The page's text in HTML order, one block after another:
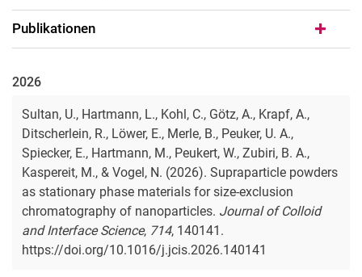
Publikationen
2026
Sultan, U., Hartmann, L., Kohl, C., Götz, A., Krapf, A.,
Ditscherlein, R., Löwer, E., Merle, B., Peuker, U. A.,
Spiecker, E., Hartmann, M., Peukert, W., Zubiri, B. A.,
Kaspereit, M., & Vogel, N. (2026). Supraparticle powders
as stationary phase materials for size-exclusion
chromatography of nanoparticles. Journal of Colloid
and Interface Science, 714, 140141.
https://doi.org/10.1016/j.jcis.2026.140141